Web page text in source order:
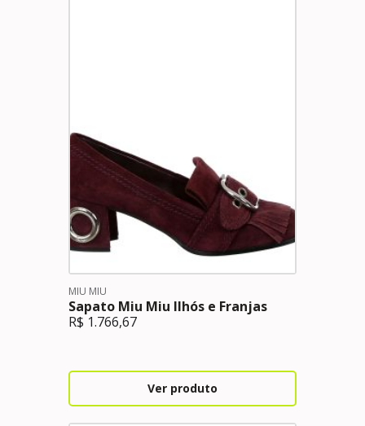
MIU MIU
Sapato Miu Miu Ilhós e Franjas
R$ 1.766,67
Ver produto